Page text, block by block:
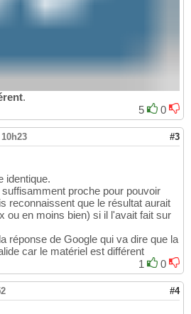
.
5
0
#3
identique.
proche pour pouvoir
reconnaissent que le résultat aurait
ou en moins bien) si il l'avait fait sur
réponse de Google qui va dire que la
car le matériel est différent
1
0
#4